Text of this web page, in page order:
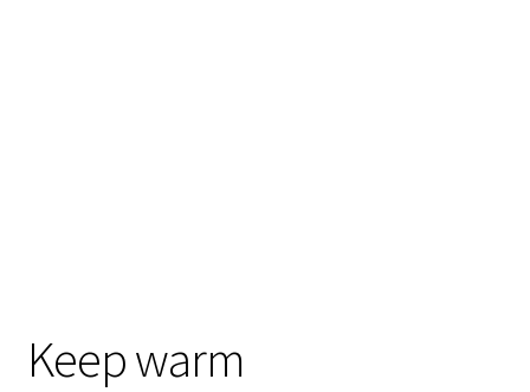
Keep warm